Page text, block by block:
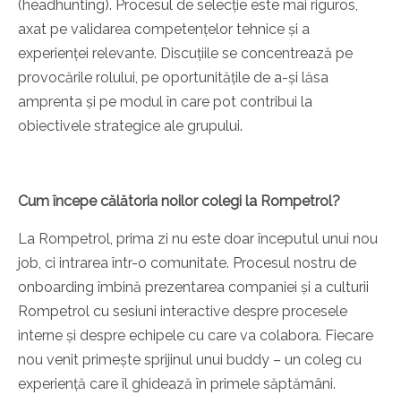
(headhunting). Procesul de selecție este mai riguros,
axat pe validarea competențelor tehnice și a
experienței relevante. Discuțiile se concentrează pe
provocările rolului, pe oportunitățile de a-și lăsa
amprenta și pe modul în care pot contribui la
obiectivele strategice ale grupului.
Cum începe călătoria noilor colegi la Rompetrol?
La Rompetrol, prima zi nu este doar începutul unui nou
job, ci intrarea într-o comunitate. Procesul nostru de
onboarding îmbină prezentarea companiei și a culturii
Rompetrol cu sesiuni interactive despre procesele
interne și despre echipele cu care va colabora. Fiecare
nou venit primește sprijinul unui buddy – un coleg cu
experiență care îl ghidează în primele săptămâni.